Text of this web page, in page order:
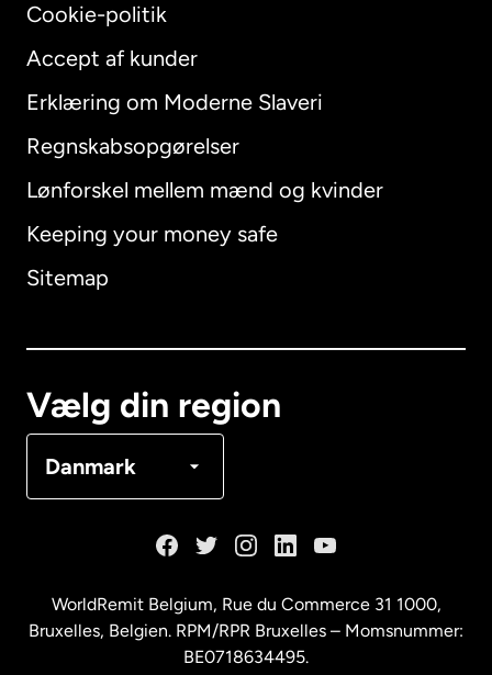
Cookie-politik
Accept af kunder
Erklæring om Moderne Slaveri
Regnskabsopgørelser
Lønforskel mellem mænd og kvinder
Keeping your money safe
Sitemap
Vælg din region
Danmark
International English
Australien
Malaysia
WorldRemit Belgium, Rue du Commerce 31 1000,
Bruxelles, Belgien. RPM/RPR Bruxelles – Momsnummer:
BE0718634495.